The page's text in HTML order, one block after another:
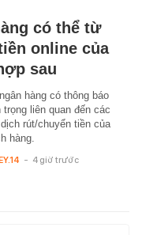
có thể từ
online của
sau
hàng có thông báo
trọng liên quan đến các
rút/chuyển tiền của
hàng.
- 4 giờ trước